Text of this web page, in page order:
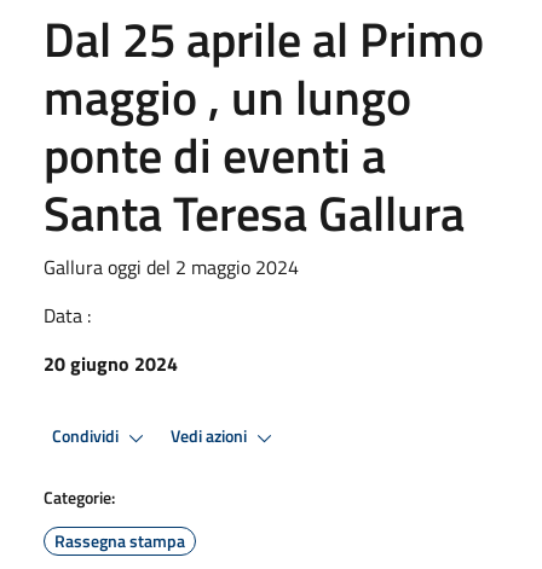
Dal 25 aprile al Primo
maggio , un lungo
ponte di eventi a
Santa Teresa Gallura
Gallura oggi del 2 maggio 2024
Data :
20 giugno 2024
Condividi Vedi azioni
Categorie:
Rassegna stampa